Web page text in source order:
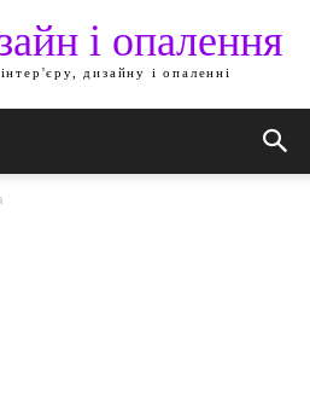
і опалення
дизайну і опаленні